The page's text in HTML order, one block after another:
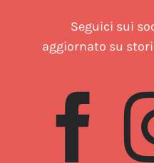
Seguici sui
aggiornato su